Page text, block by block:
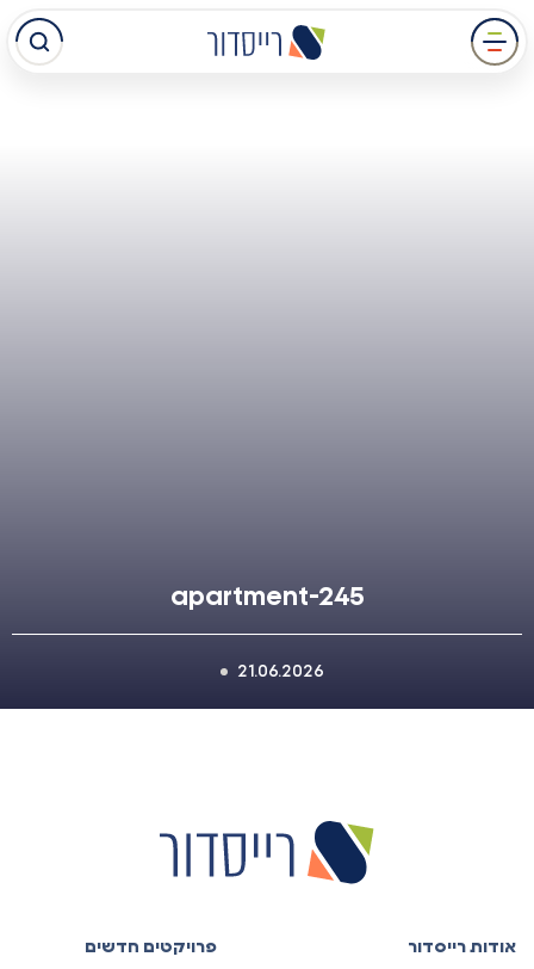
מעבר
לתוכן
apartment-245
21.06.2026
אודות רייסדור פרויקטים חדשים